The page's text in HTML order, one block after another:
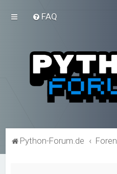
FAQ
Python-Forum.de